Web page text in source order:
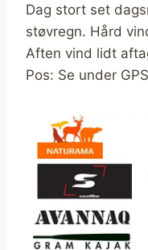
Dag stort set
støvregn. Hård
Aften vind lidt
Pos: Se under